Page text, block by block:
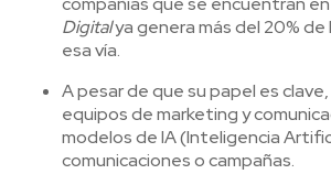
Digitalya genera más del 20% de
esa vía.
A pesar de que su papel es
equipos de marketing y
modelos de IA (Inteligencia
comunicaciones o campañas.